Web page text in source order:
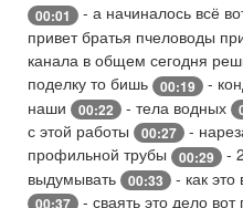
00:01 - а начиналось всё
привет братья пчеловоды
канала в общем сегодня
поделку то бишь
00:19
-
наши
00:22 - тела водных
с этой работы
00:27
-
профильной трубы
00:29
-
выдумывать
00:33 - как
- сваять это дело